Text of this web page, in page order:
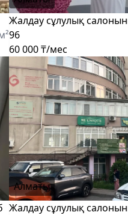
Жалдау сұлулық
96
60 000 ₸/мес
Алматы
Жалдау сұлулық